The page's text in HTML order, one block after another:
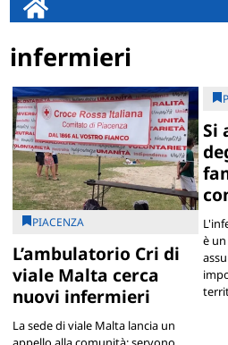
infermieri
PIACENZA
L’ambulatorio Cri di
viale Malta cerca
nuovi infermieri
La sede di viale Malta lancia un
Si
è